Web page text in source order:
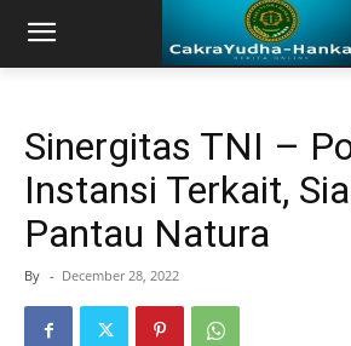
Sinergitas TNI –
Instansi Terkait,
Pantau Natura
By - December 28, 2022